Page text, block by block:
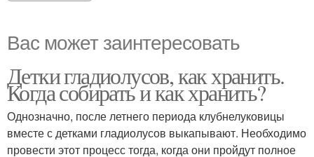
Вас может заинтересовать
Детки гладиолусов, как хранить.
Когда собирать и как хранить?
Однозначно, после летнего периода клубнелуковицы
вместе с детками гладиолусов выкапывают. Необходимо
провести этот процесс тогда, когда они пройдут полное